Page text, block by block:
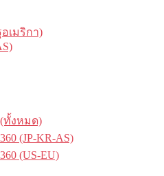
เมริกา)
ทั้งหมด)
(JP-KR-AS)
(US-EU)